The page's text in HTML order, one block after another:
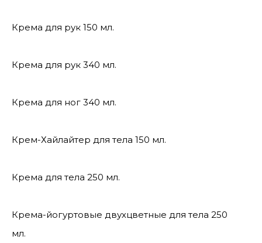
Крема для рук 150 мл.
Крема для рук 340 мл.
Крема для ног 340 мл.
Крем-Хайлайтер для тела 150 мл.
Крема для тела 250 мл.
Крема-йогуртовые двухцветные для тела 250
мл.